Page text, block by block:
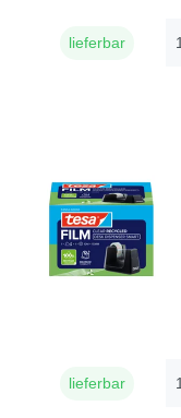
lieferbar
lieferbar